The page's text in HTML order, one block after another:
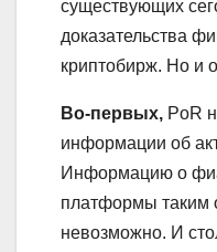
существующих
доказательства
криптобирж. Но и
Во-первых, PoR
информации об
Информацию о
платформы таким
невозможно. И